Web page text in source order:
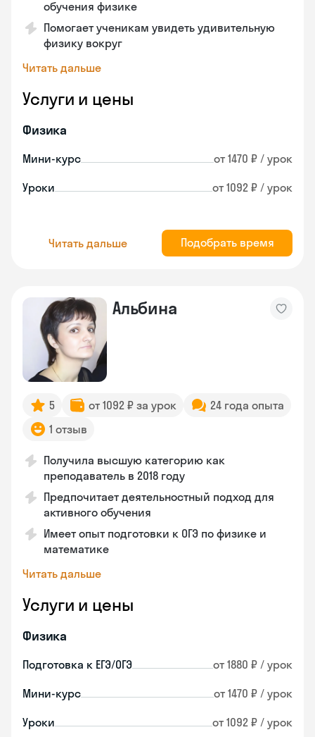
обучения физике
Помогает ученикам увидеть удивительную
физику вокруг
Читать дальше
Услуги и цены
Физика
Мини-курс от 1470 ₽ / урок
Уроки от 1092 ₽ / урок
Читать дальше Подобрать время
Альбина
5 от 1092 ₽ за урок
24 года опыта
1 отзыв
Получила высшую категорию как
преподаватель в 2018 году
Предпочитает деятельностный подход для
активного обучения
Имеет опыт подготовки к ОГЭ по физике и
математике
Читать дальше
Услуги и цены
Физика
Подготовка к ЕГЭ/ОГЭ от 1880 ₽ / урок
Мини-курс от 1470 ₽ / урок
Уроки от 1092 ₽ / урок